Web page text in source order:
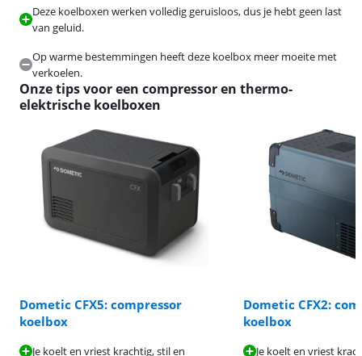
Deze koelboxen werken volledig geruisloos, dus je hebt geen last
van geluid.
Op warme bestemmingen heeft deze koelbox meer moeite met
verkoelen.
Onze tips voor een compressor en thermo-
elektrische koelboxen
Dometic CFX5: compressor
koelbox
Je koelt en vriest krachtig, stil en
Dometic CFX2:
koelbox
Je koelt en vriest